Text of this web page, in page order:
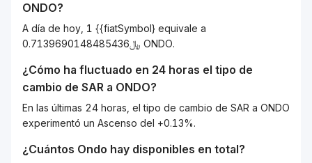
ONDO?
A día de hoy, 1 {{fiatSymbol} equivale a
﷼0.7139690148485436 ONDO.
¿Cómo ha fluctuado en 24 horas el tipo de
cambio de SAR a ONDO?
En las últimas 24 horas, el tipo de cambio de SAR a ONDO
experimentó un Ascenso del +0.13%.
¿Cuántos Ondo hay disponibles en total?